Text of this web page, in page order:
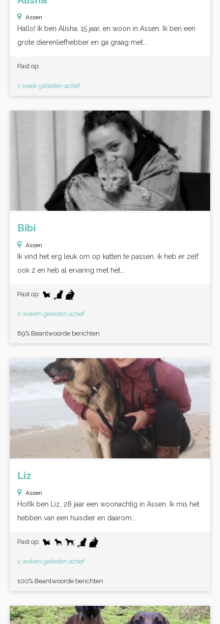
Assen
Hallo! Ik ben Alisha, 15 jaar, en woon in Assen. Ik ben een
grote dierenliefhebber en ga graag met...
Past op:
1 week geleden actief
Bibi
Assen
Ik vind het erg leuk om op katten te passen, ik heb er zelf
ook 2 en heb al ervaring met het...
Past op:
2 weken geleden actief
89% Beantwoorde berichten
Liz
Assen
Hoi!Ik ben Liz, 28 jaar een woonachtig in Assen. Ik mis het
hebben van een huisdier en daarom...
Past op:
2 weken geleden actief
100% Beantwoorde berichten